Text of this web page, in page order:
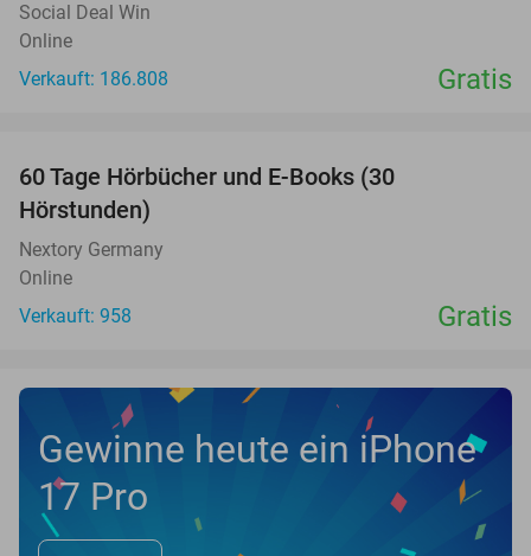
Social Deal Win
Online
Verkauft: 186.808
Gratis
60 Tage Hörbücher und E-Books (30
Hörstunden)
Nextory Germany
Online
Verkauft: 958
Gratis
Gewinne heute ein iPhone
17 Pro